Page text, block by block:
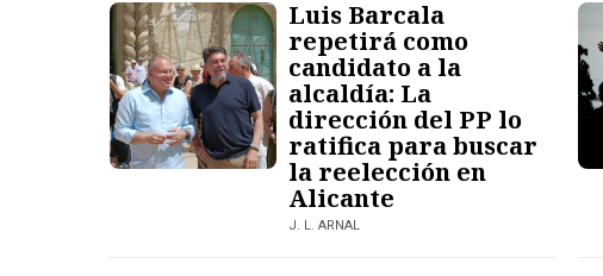
Luis Barcala
repetirá como
candidato a la
alcaldía: La
dirección del PP lo
ratifica para buscar
la reelección en
Alicante
J. L. ARNAL